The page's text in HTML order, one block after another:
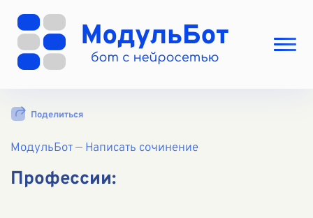
Выбрать режим
Вход
Вход с Telegram
Поделиться
МодульБот— Написать сочинение
Профессии: